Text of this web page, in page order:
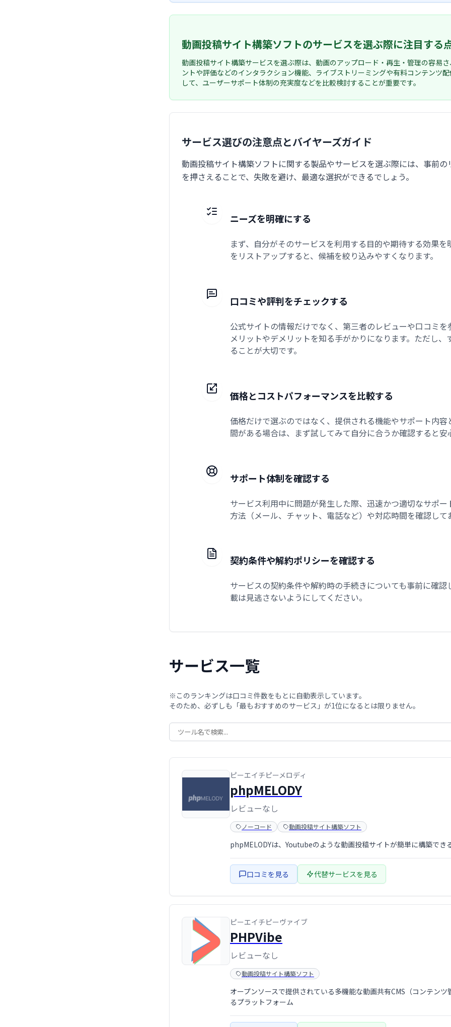
動画投稿サイト構築ソフトのサービスを選ぶ際に注目する
動画投稿サイト構築サービスを選ぶ際は、動画のアップロード・再生・管理の容易
ントや評価などのインタラクション機能、ライブストリーミングや有料コンテンツ
して、ユーザーサポート体制の充実度などを比較検討することが重要です。
サービス選びの注意点とバイヤーズガイド
動画投稿サイト構築ソフトに関する製品やサービスを選ぶ際には、事前
を押さえることで、失敗を避け、最適な選択ができるでしょう。
ニーズを明確にする
まず、自分がそのサービスを利用する目的や期待する効果
をリストアップすると、候補を絞り込みやすくなります。
口コミや評判をチェックする
公式サイトの情報だけでなく、第三者のレビューや口コミ
メリットやデメリットを知る手がかりになります。ただし
ることが大切です。
価格とコストパフォーマンスを比較する
価格だけで選ぶのではなく、提供される機能やサポート内
間がある場合は、まず試してみて自分に合うか確認すると安
サポート体制を確認する
サービス利用中に問題が発生した際、迅速かつ適切なサポ
方法（メール、チャット、電話など）や対応時間を確認して
契約条件や解約ポリシーを確認する
サービスの契約条件や解約時の手続きについても事前に確
載は見逃さないようにしてください。
サービス一覧
※このランキングは口コミ件数をもとに自動表示しています。
そのため、必ずしも「最もおすすめのサービス」が1位になるとは限りません。
ピーエイチピーメロディ
phpMELODY
レビューなし
ノーコード 動画投稿サイト構築ソフト
phpMELODYは、Youtubeのような動画投稿サイトが簡単に構築で
口コミを見る 代替サービスを見る
ピーエイチピーヴァイブ
PHPVibe
レビューなし
動画投稿サイト構築ソフト
オープンソースで提供されている多機能な動画共有CMS（コンテン
るプラットフォーム